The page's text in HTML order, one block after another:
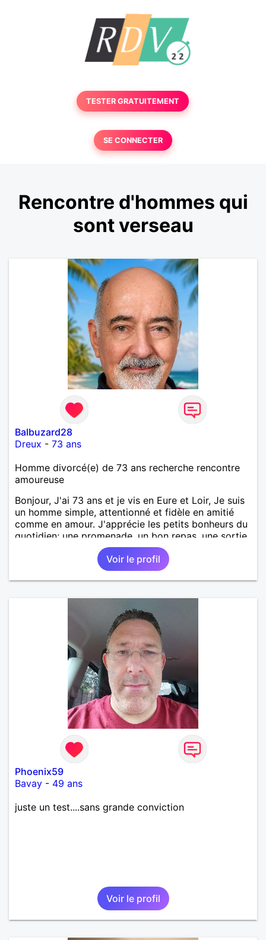
TESTER GRATUITEMENT
SE CONNECTER
Rencontre d'hommes qui
sont verseau
Balbuzard28
Dreux - 73 ans
Homme divorcé(e) de 73 ans recherche rencontre
amoureuse
Bonjour, J'ai 73 ans et je vis en Eure et Loir, Je suis
un homme simple, attentionné et fidèle en amitié
comme en amour. J'apprécie les petits bonheurs du
quotidien; une promenade, un bon repas, une sortie,
une discision agréable ou un moment de détente à
deux. Je souhaite rencontrer une femme douce,
honnête et bienveillante, avec qui partager des
moments de complicité, de rire et de confiance. Je
une belle amitié et qu'il n'est jamais trop tard pour
écrire une nouvelle histoire. Si vous aimez les
échanges sincères, les valeurs de respect et de
simplicité, nous pourrions faire connaissance autour
d'un café suivi d'une balade, sans précipitation et
laisser le temps faire le reste. Au plaisir de vous lire.
Voir le profil
Phoenix59
Bavay - 49 ans
juste un test....sans grande conviction
Voir le profil